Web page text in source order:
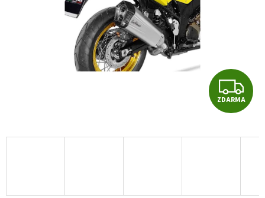
Z
D
A
ZDARMA